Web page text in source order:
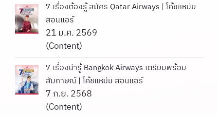
7 เรื่องต้องรู้ สมัคร Qatar Airways | โค้ชแหม่ม
สอนแอร์
21 ม.ค. 2569
(Content)
7 เรื่องน่ารู้ Bangkok Airways เตรียมพร้อม
สัมภาษณ์ | โค้ชแหม่ม สอนแอร์
7 ก.ย. 2568
(Content)